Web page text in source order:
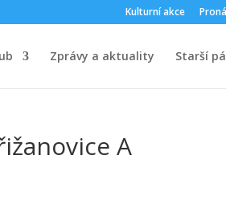
Kulturní akce
Zprávy a aktuality Starší
A